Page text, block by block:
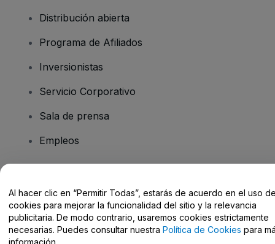
Distribución abierta
Programa de Afiliados
Inversionistas
Servicio Corporativo
Sala de prensa
Empleos
Centro de Ayuda / Contacto
Al hacer clic en “Permitir Todas”, estarás de acuerdo en el uso
cookies para mejorar la funcionalidad del sitio y la relevancia
publicitaria. De modo contrario, usaremos cookies estrictamente
necesarias. Puedes consultar nuestra Política de Cookies para
información.